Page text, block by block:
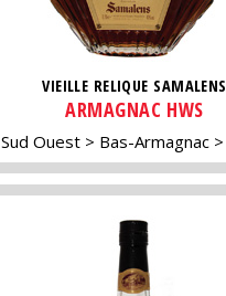
VIEILLE RELIQUE SAMALENS
ARMAGNAC HWS
Sud Ouest Bas-Armagnac